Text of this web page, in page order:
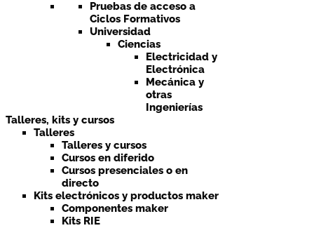
Pruebas de acceso a
Ciclos Formativos
Universidad
Ciencias
Electricidad y
Electrónica
Mecánica y
otras
Ingenierías
Talleres, kits y cursos
Talleres
Talleres y cursos
Cursos en diferido
Cursos presenciales o en
directo
Kits electrónicos y productos maker
Componentes maker
Kits RIE